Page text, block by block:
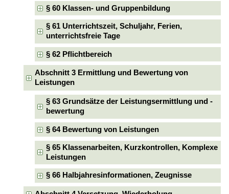
§ 60 Klassen- und Gruppenbildung
§ 61 Unterrichtszeit, Schuljahr, Ferien,
unterrichtsfreie Tage
§ 62 Pflichtbereich
Abschnitt 3 Ermittlung und Bewertung von
Leistungen
§ 63 Grundsätze der Leistungsermittlung und -
bewertung
§ 64 Bewertung von Leistungen
§ 65 Klassenarbeiten, Kurzkontrollen, Komplexe
Leistungen
§ 66 Halbjahresinformationen, Zeugnisse